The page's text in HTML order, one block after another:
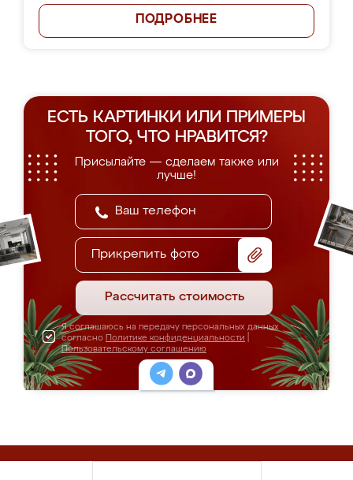
ПОДРОБНЕЕ
ЕСТЬ КАРТИНКИ ИЛИ ПРИМЕРЫ
ТОГО, ЧТО НРАВИТСЯ?
Присылайте — сделаем также или
лучше!
Прикрепить фото
Рассчитать стоимость
Я соглашаюсь на передачу персональных данных
согласно Политике конфиденциальности
Пользовательскому соглашению